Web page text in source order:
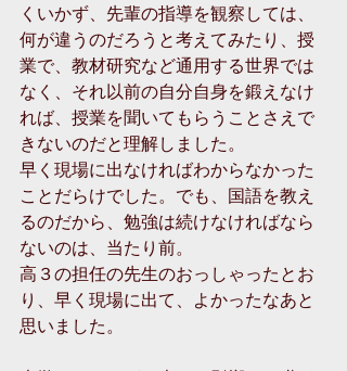
くいかず、先輩の指導を観察しては、
何が違うのだろうと考えてみたり、授
業で、教材研究など通用する世界では
なく、それ以前の自分自身を鍛えなけ
れば、授業を聞いてもらうことさえで
きないのだと理解しました。
早く現場に出なければわからなかった
ことだらけでした。でも、国語を教え
るのだから、勉強は続けなければなら
ないのは、当たり前。
高３の担任の先生のおっしゃったとお
り、早く現場に出て、よかったなあと
思いました。